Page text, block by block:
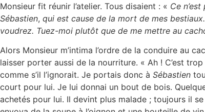
Monsieur fit réunir l’atelier. Tous disaient : « Ce
Sébastien, qui est cause de la mort de mes
voudrez. Tuez-moi plutôt que de me mettre au
Alors Monsieur m’intima l’ordre de la conduire au
laisser porter aussi de la nourriture. « Ah ! C’est
comme s’il l’ignorait. Je portais donc à Sébastien
court pour lui. Je lui donnai un bout de bois.
achetés pour lui. Il devint plus malade ; toujours il